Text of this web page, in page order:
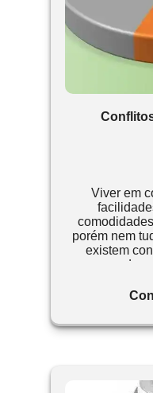
Viver em
porém nem
existem